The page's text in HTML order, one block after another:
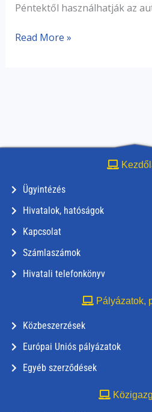
Péntektől használhatják az
Read More »
Ügyintézés
Hivatalok, hatóságok
Kapcsolat
Számlaszámok
Hivatali telefonkönyv
Pályázatok,
Közbeszerzések
Európai Uniós pályázatok
Egyéb szerződések